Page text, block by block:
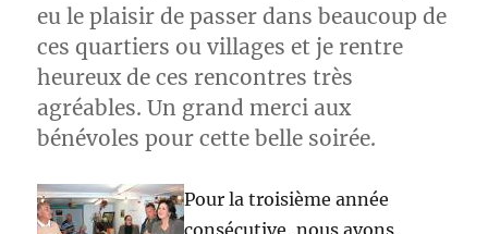
eu le plaisir de passer dans beaucoup de
ces quartiers ou villages et je rentre
heureux de ces rencontres très
agréables. Un grand merci aux
bénévoles pour cette belle soirée.
Pour la troisième année
consécutive, nous avons